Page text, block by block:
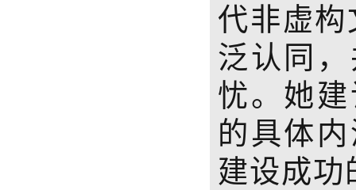
代非虚构
泛认同
忧。她
的具体
建设成功